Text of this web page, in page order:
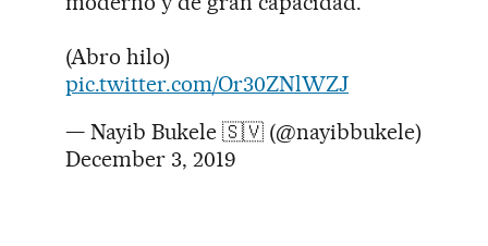
(Abro hilo)
pic.twitter.com/Or30ZNlWZJ
— Nayib Bukele 🇸🇻 (@nayibbukele)
December 3, 2019